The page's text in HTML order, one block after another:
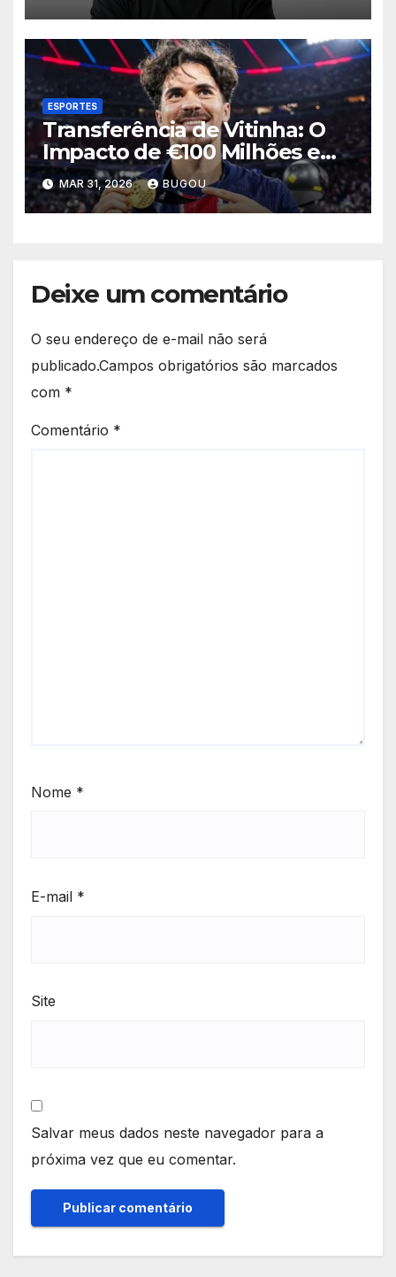
ESPORTES
Transferência de Vitinha: O
Impacto de €100 Milhões em
2026
MAR 31, 2026 BUGOU
Deixe um comentário
O seu endereço de e-mail não será
publicado.Campos obrigatórios são marcados
com *
Comentário *
Nome *
E-mail *
Site
Salvar meus dados neste navegador para a
próxima vez que eu comentar.